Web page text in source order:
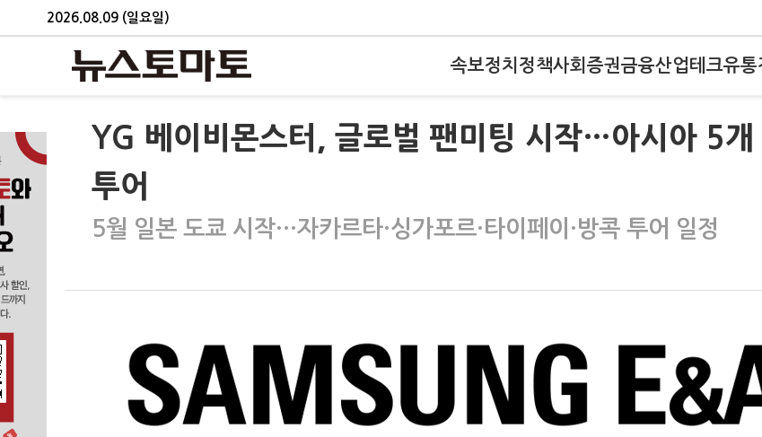
2026.08.09 (일요일)
속보정치 정책사회 증권금융산업테크유통
YG 베이비몬스터, 글로벌 팬미팅 시작…아시아 5개
투어
5월 일본 도쿄 시작…자카르타·싱가포르·타이페이·방콕 투어 일정